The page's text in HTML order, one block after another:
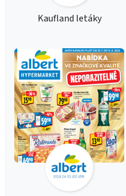
Kaufland letáky